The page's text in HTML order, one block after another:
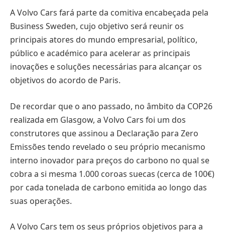
A Volvo Cars fará parte da comitiva encabeçada pela
Business Sweden, cujo objetivo será reunir os
principais atores do mundo empresarial, político,
público e académico para acelerar as principais
inovações e soluções necessárias para alcançar os
objetivos do acordo de Paris.
De recordar que o ano passado, no âmbito da COP26
realizada em Glasgow, a Volvo Cars foi um dos
construtores que assinou a Declaração para Zero
Emissões tendo revelado o seu próprio mecanismo
interno inovador para preços do carbono no qual se
cobra a si mesma 1.000 coroas suecas (cerca de 100€)
por cada tonelada de carbono emitida ao longo das
suas operações.
A Volvo Cars tem os seus próprios objetivos para a